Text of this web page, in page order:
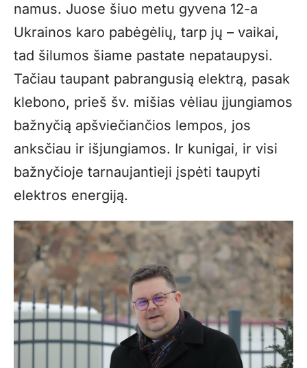
namus. Juose šiuo metu gyvena 12-a
Ukrainos karo pabėgėlių, tarp jų – vaikai,
tad šilumos šiame pastate nepataupysi.
Tačiau taupant pabrangusią elektrą, pasak
klebono, prieš šv. mišias vėliau įjungiamos
bažnyčią apšviečiančios lempos, jos
anksčiau ir išjungiamos. Ir kunigai, ir visi
bažnyčioje tarnaujantieji įspėti taupyti
elektros energiją.